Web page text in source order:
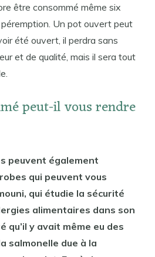
être consommé même six
Un pot ouvert peut
été ouvert, il perdra sans
et de qualité, mais il sera tout
peut-il vous rendre
peuvent également
qui peuvent vous
qui étudie la sécurité
alimentaires dans son
qu’il y avait même eu des
salmonelle due à la